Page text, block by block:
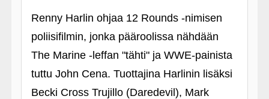
Renny Harlin ohjaa 12 Rounds ‑nimisen
poliisifilmin, jonka pääroolissa nähdään
The Marine ‑leffan "tähti" ja WWE-painista
tuttu John Cena. Tuottajina Harlinin lisäksi
Becki Cross Trujillo (Daredevil), Mark